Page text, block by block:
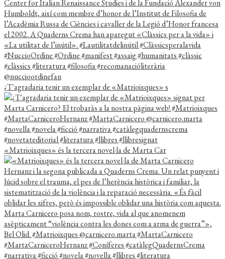
¿T'agradaria tenir un exemplar de «Matrioixques» s
«Matrioixques» és la tercera novel·la de Marta Car